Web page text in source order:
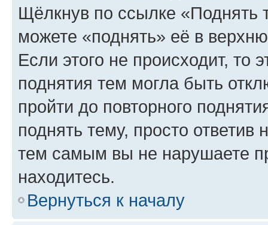
Щёлкнув по ссылке «Поднять
можете «поднять» её в
Если этого не происходит, то
поднятия тем могла быть
пройти до повторного
поднять тему, просто ответив
тем самым вы не нарушаете
находитесь.
Вернуться к началу